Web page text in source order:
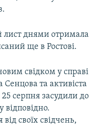
лист днями отримала
ще в Ростові.
свідком у справі
та активіста
серпня засудили до
відповідно.
своїх свідчень,